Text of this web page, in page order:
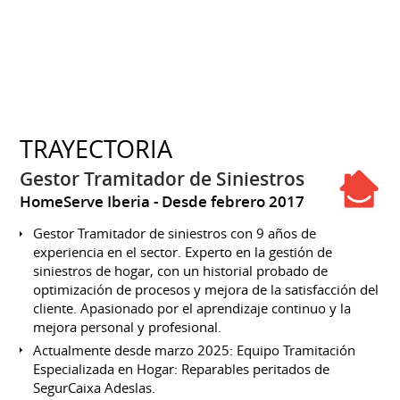
TRAYECTORIA
Gestor Tramitador de Siniestros
HomeServe Iberia Desde febrero 2017
Gestor Tramitador de siniestros con 9 años de
experiencia en el sector. Experto en la gestión de
siniestros de hogar, con un historial probado de
optimización de procesos y mejora de la satisfacción del
cliente. Apasionado por el aprendizaje continuo y la
mejora personal y profesional.
Actualmente desde marzo 2025: Equipo Tramitación
Especializada en Hogar: Reparables peritados de
SegurCaixa Adeslas.